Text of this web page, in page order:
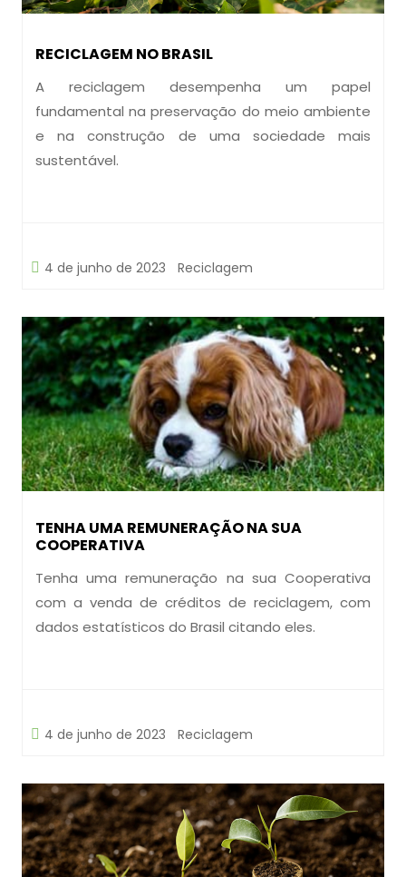
RECICLAGEM NO BRASIL
A reciclagem desempenha um papel
fundamental na preservação do meio ambiente
e na construção de uma sociedade mais
sustentável.
4 de junho de 2023 Reciclagem
TENHA UMA REMUNERAÇÃO NA SUA
COOPERATIVA
Tenha uma remuneração na sua Cooperativa
com a venda de créditos de reciclagem, com
dados estatísticos do Brasil citando eles.
4 de junho de 2023 Reciclagem